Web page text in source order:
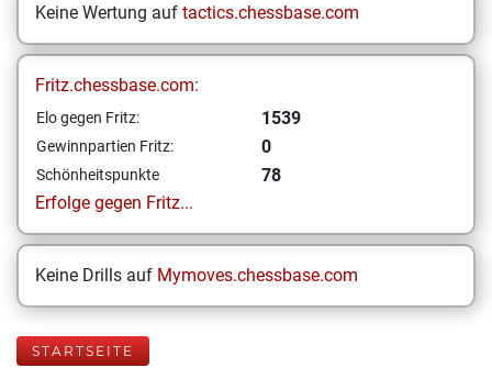
Keine Wertung auf tactics.chessbase.com
Fritz.chessbase.com:
Elo gegen Fritz: 1539
Gewinnpartien Fritz: 0
Schönheitspunkte
78
Erfolge gegen Fritz...
Keine Drills auf Mymoves.chessbase.com
STARTSEITE